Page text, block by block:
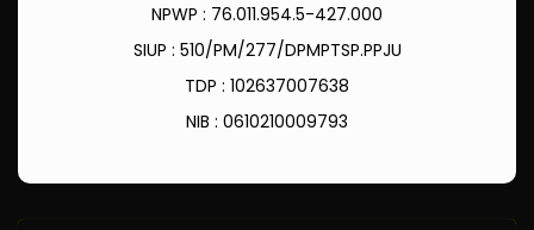
NPWP : 76.011.954.5-427.000
SIUP : 510/PM/277/DPMPTSP.PPJU
TDP : 102637007638
NIB : 0610210009793